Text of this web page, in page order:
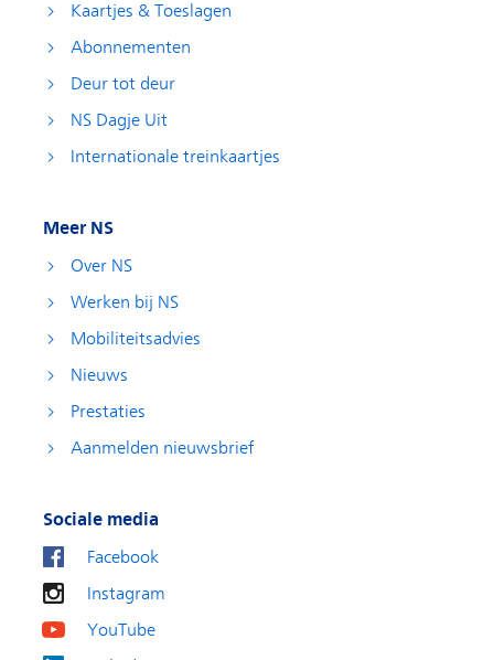
Kaartjes & Toeslagen
Abonnementen
Deur tot deur
NS Dagje Uit
Internationale treinkaartjes
Meer NS
Over NS
Werken bij NS
Mobiliteitsadvies
Nieuws
Prestaties
Aanmelden nieuwsbrief
Sociale media
Facebook
Instagram
YouTube